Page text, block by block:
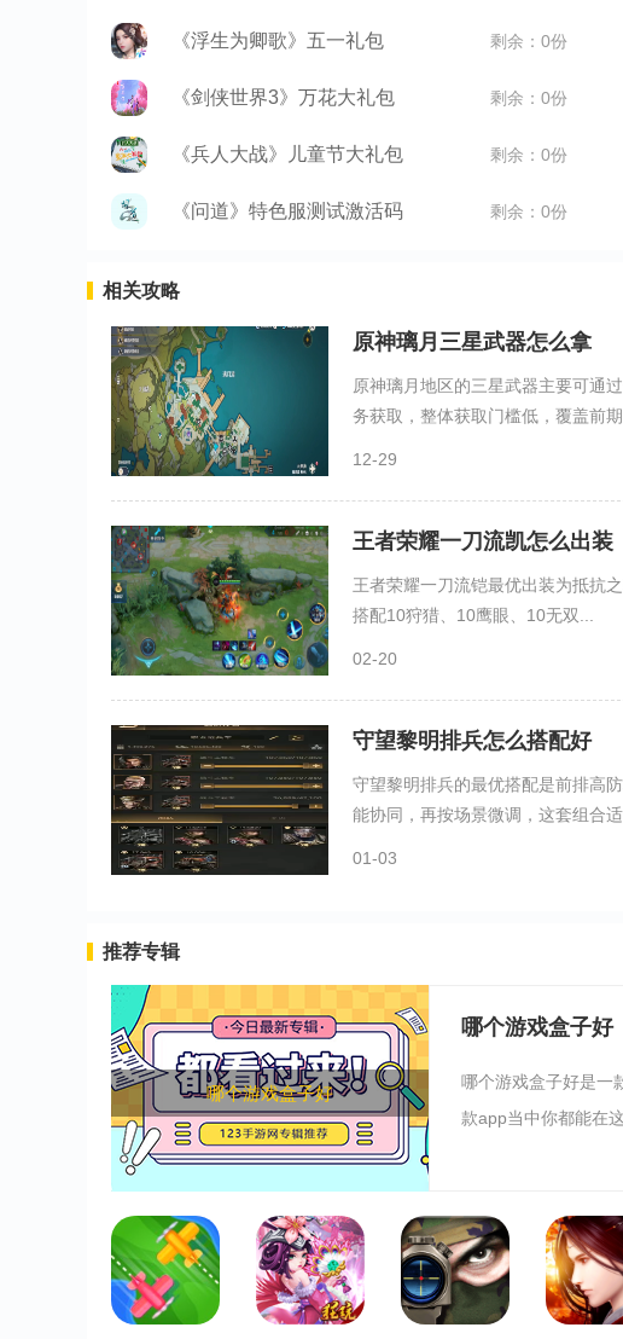
《浮生为卿歌》五一礼包 剩余：0份
《剑侠世界3》万花大礼包 剩余：0份
《兵人大战》儿童节大礼包 剩余：0份
《问道》特色服测试激活码 剩余：0份
相关攻略
原神璃月三星武器怎么拿
原神璃月地区的三星武器主要可通
务获取，整体获取门槛低，覆盖前
12-29
王者荣耀一刀流凯怎么出装
王者荣耀一刀流铠最优出装为抵抗
搭配10狩猎、10鹰眼、10无双...
02-20
守望黎明排兵怎么搭配好
守望黎明排兵的最优搭配是前排高
能协同，再按场景微调，这套组合
01-03
推荐专辑
哪个游戏盒子好
哪个游戏盒子好
哪个游戏盒子好是一
款app当中你都能在